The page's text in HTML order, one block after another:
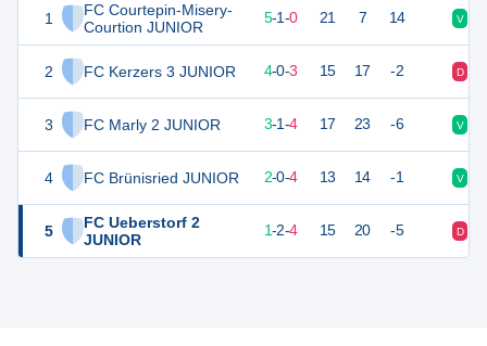
1
FC Courtepin-Misery-
Courtion JUNIOR
2 FC Kerzers 3 JUNIOR
3 FC Marly 2 JUNIOR
4 FC Brünisried JUNIOR
5
FC Ueberstorf 2
JUNIOR
16 5-1-0 21 7 14 V
12 7 4-0-3 15 17 -2 D
10 3-1-4 17 23 -6 V
6 6 2-0-4 13 14 -1 V
5 1-2-4 15 20 -5 D